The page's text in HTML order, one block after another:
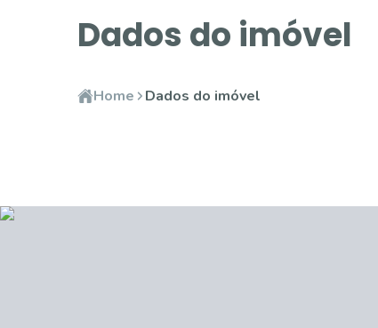
Dados do imóvel
Home Dados do imóvel